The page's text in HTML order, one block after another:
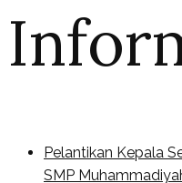
Pelantikan Kepala
SMP